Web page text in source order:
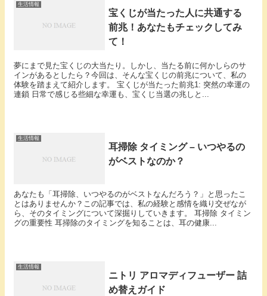
生活情報
宝くじが当たった人に共通する
前兆！あなたもチェックしてみ
て！
夢にまで見た宝くじの大当たり。しかし、当たる前に何かしらのサ
インがあるとしたら？今回は、そんな宝くじの前兆について、私の
体験を踏まえて紹介します。 宝くじが当たった前兆1: 突然の幸運の
連鎖 日常で感じる些細な幸運も、宝くじ当選の兆しと...
生活情報
耳掃除 タイミング – いつやるの
がベストなのか？
あなたも「耳掃除、いつやるのがベストなんだろう？」と思ったこ
とはありませんか？この記事では、私の経験と感情を織り交ぜなが
ら、そのタイミングについて深掘りしていきます。 耳掃除 タイミン
グの重要性 耳掃除のタイミングを知ることは、耳の健康...
生活情報
ニトリ アロマディフューザー 詰
め替えガイド